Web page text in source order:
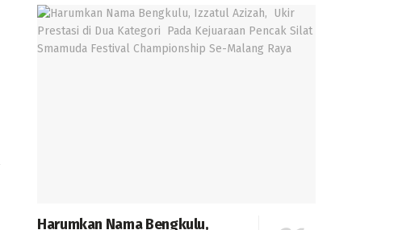
Harumkan Nama Bengkulu,